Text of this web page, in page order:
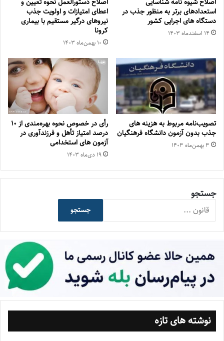
استعدادهای برتر به منظور جذب در
دستگاه های اجرایی کشور
۱۴ اسفند‌ماه ۱۴۰۳
اعطای امتیازات و اولویت جذب
نیروهای درگیر مستقیم با بیماری
کرونا
۱۰ بهمن‌ماه ۱۴۰۳
تصویب‌نامه مربوط به هزینه های
جذب بدون آزمون دانشگاه فرهنگیان
۳ بهمن‌ماه ۱۴۰۳
رأی در خصوص نحوه بهره‌مندی از ۱۰
درصد امتیاز تأهل و فرزندآوری در
آزمون های استخدامی
۱۹ دی‌ماه ۱۴۰۳
جستجو
جستجو
نوشته های تازه